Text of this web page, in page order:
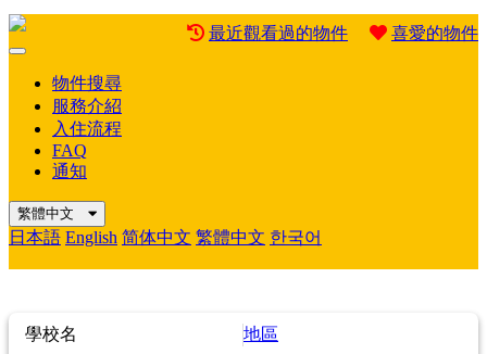
最近觀看過的物件 喜愛的物件
Mobile
物件搜尋
服務介紹
入住流程
FAQ
通知
繁體中文
日本語 English 简体中文 繁體中文 한국어
學校名 地區